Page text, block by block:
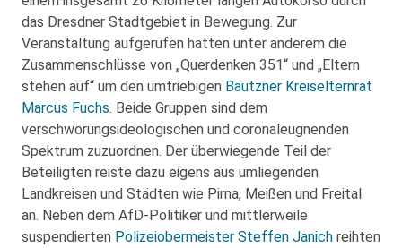
das Dresdner Stadtgebiet in Bewegung. Zur
Veranstaltung aufgerufen hatten unter anderem die
Zusammenschlüsse von „Querdenken 351“ und „Eltern
stehen auf“ um den umtriebigen Bautzner Kreiselternrat
Marcus Fuchs. Beide Gruppen sind dem
verschwörungsideologischen und coronaleugnenden
Spektrum zuzuordnen. Der überwiegende Teil der
Beteiligten reiste dazu eigens aus umliegenden
Landkreisen und Städten wie Pirna, Meißen und Freital
an. Neben dem AfD-Politiker und mittlerweile
suspendierten Polizeiobermeister Steffen Janich reihten